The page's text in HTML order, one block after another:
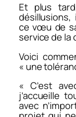
Et plus
ce vœu de
service de la
Voici
« une
« C’est
j’accueille
avec